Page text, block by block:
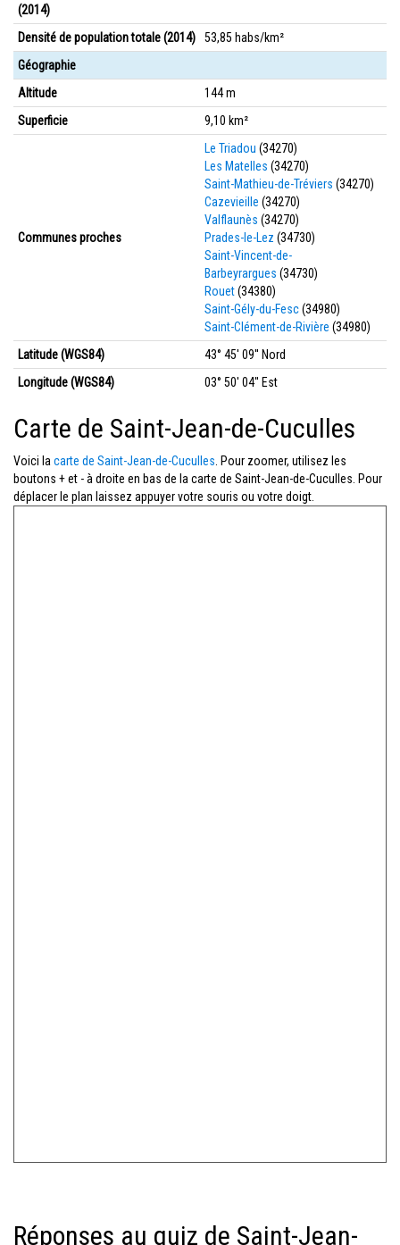
(2014)
Densité de population totale (2014)
53,85 habs/km²
Géographie
Altitude
144 m
Superficie
9,10 km²
Communes proches
Le Triadou (34270)
Les Matelles (34270)
Saint-Mathieu-de-Tréviers (34270)
Cazevieille (34270)
Valflaunès (34270)
Prades-le-Lez (34730)
Saint-Vincent-de-
Barbeyrargues (34730)
Rouet(34380)
Saint-Gély-du-Fesc(34980)
Saint-Clément-de-Rivière (34980)
Latitude (WGS84)
43° 45' 09'' Nord
Longitude (WGS84)
03° 50' 04'' Est
Carte de Saint-Jean-de-Cuculles
Voici la carte de Saint-Jean-de-Cuculles . Pour zoomer, utilisez les
boutons + et - à droite en bas de la carte de Saint-Jean-de-Cuculles. Pour
déplacer le plan laissez appuyer votre souris ou votre doigt.
Réponses au quiz de Saint-Jean-